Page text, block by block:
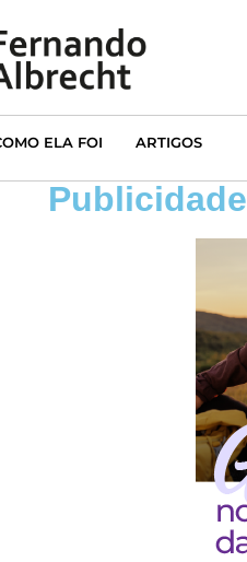
ELA FOI ARTIGOS
Publicidade